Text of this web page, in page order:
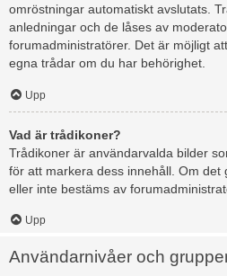
omröstningar automatiskt avslutats.
anledningar och de låses av
forumadministratörer. Det är möjligt
egna trådar om du har behörighet.
Upp
Vad är trådikoner?
Trådikoner är användarvalda bilder
för att markera dess innehåll. Om det
eller inte bestäms av
Upp
Användarnivåer och